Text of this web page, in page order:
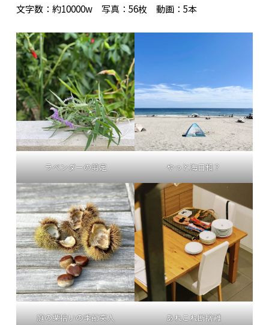
文字数：約10000w 写真：56枚 動画：5本
ラベンダーの剪定 やっと海日和？
庭の栗拾いの季節突入 あれこれ断捨離